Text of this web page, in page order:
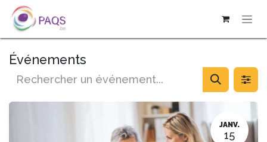
SE RENDRE AU CONTENU
Événements
JANV.
15